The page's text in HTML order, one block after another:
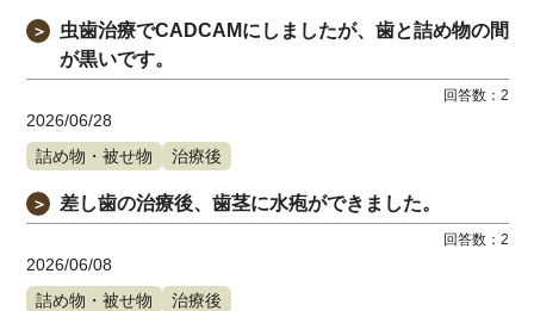
＞
虫歯治療でCADCAMにしましたが、歯と詰め物の間
が黒いです。
回答数： 2
2026/06/28
詰め物・被せ物
治療後
＞ 差し歯の治療後、歯茎に水疱ができました。
回答数： 2
2026/06/08
詰め物・被せ物
治療後